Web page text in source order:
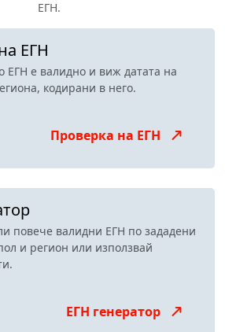
ЕГН.
ЕГН
ЕГН е валидно и виж датата на
кодирани в него.
Проверка на ЕГН
повече валидни ЕГН по зададени
и регион или използвай
ЕГН генератор